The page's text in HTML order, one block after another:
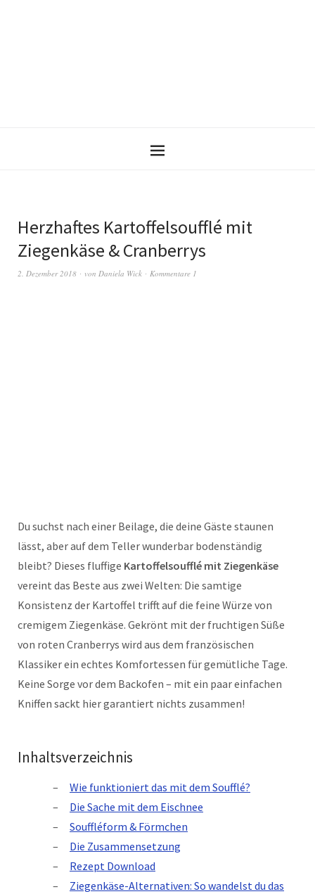
Herzhaftes Kartoffelsoufflé mit
Ziegenkäse & Cranberrys
2. Dezember 2018 von Daniela Wick Kommentare 1
Du suchst nach einer Beilage, die deine Gäste staunen
lässt, aber auf dem Teller wunderbar bodenständig
bleibt? Dieses fluffige Kartoffelsoufflé mit Ziegenkäse
vereint das Beste aus zwei Welten: Die samtige
Konsistenz der Kartoffel trifft auf die feine Würze von
cremigem Ziegenkäse. Gekrönt mit der fruchtigen Süße
von roten Cranberrys wird aus dem französischen
Klassiker ein echtes Komfortessen für gemütliche Tage.
Keine Sorge vor dem Backofen – mit ein paar einfachen
Kniffen sackt hier garantiert nichts zusammen!
Inhaltsverzeichnis
Wie funktioniert das mit dem Soufflé?
Die Sache mit dem Eischnee
Souffléform & Förmchen
Die Zusammensetzung
Rezept Download
Ziegenkäse-Alternativen: So wandelst du das